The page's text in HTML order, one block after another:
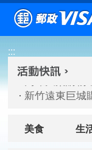
跳到主要內容區塊
:::
高雄大樂購物
臺北三創生活
高雄大樂購物
新竹遠東巨城
美食 生